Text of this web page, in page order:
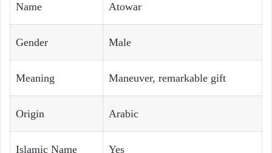
Name Atowar
Gender Male
Meaning Maneuver, remarkable gift
Origin Arabic
Islamic Name Yes